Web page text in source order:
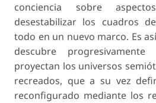
conciencia sobre
desestabilizar los cuadros
todo en un nuevo marco. Es
descubre
proyectan los universos
recreados, que a su vez
reconfigurado mediante los